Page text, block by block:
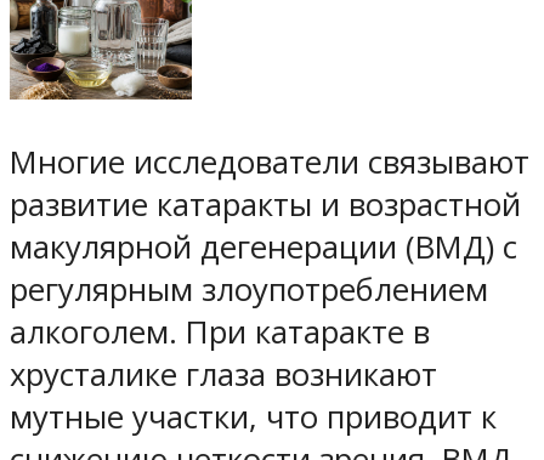
Многие исследователи связывают
развитие катаракты и возрастной
макулярной дегенерации (ВМД) с
регулярным злоупотреблением
алкоголем. При катаракте в
хрусталике глаза возникают
мутные участки, что приводит к